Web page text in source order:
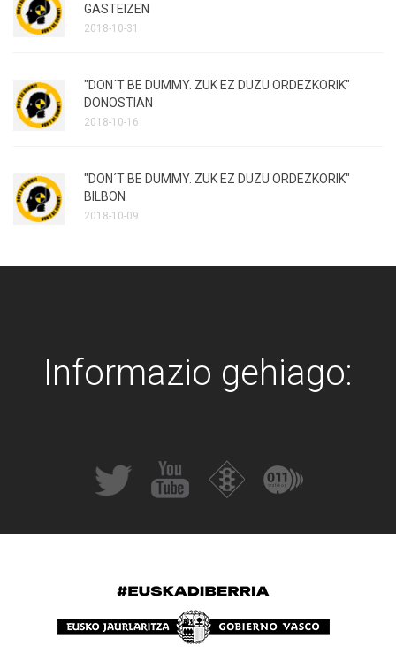
GASTEIZEN
2018-10-31
"DON´T BE DUMMY. ZUK EZ DUZU ORDEZKORIK"
DONOSTIAN
2018-10-16
"DON´T BE DUMMY. ZUK EZ DUZU ORDEZKORIK"
BILBON
2018-10-09
Informazio gehiago: